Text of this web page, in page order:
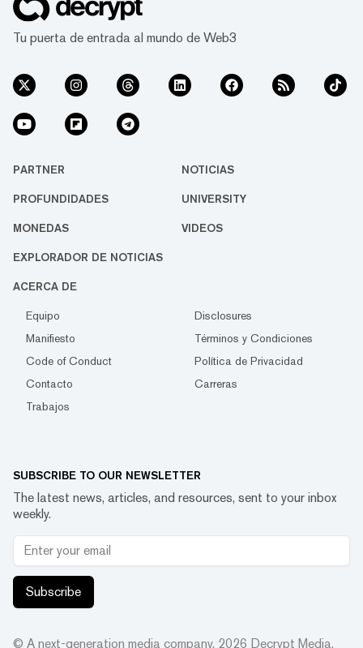
Tu puerta de entrada al mundo de Web3
PARTNER NOTICIAS
PROFUNDIDADES UNIVERSITY
MONEDAS VIDEOS
EXPLORADOR DE NOTICIAS
ACERCA DE
Equipo
Disclosures
Manifiesto
Términos y Condiciones
Code of Conduct
Política de Privacidad
Contacto
Carreras
Trabajos
SUBSCRIBE TO OUR NEWSLETTER
The latest news, articles, and resources, sent to your inbox
weekly.
Subscribe
© A next-generation media company. 2026 Decrypt Media,